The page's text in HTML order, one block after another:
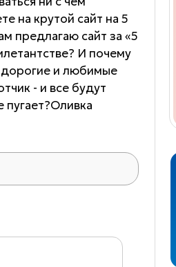
на крутой сайт на 5
предлагаю сайт за «5
И почему
дорогие и любимые
- и все будут